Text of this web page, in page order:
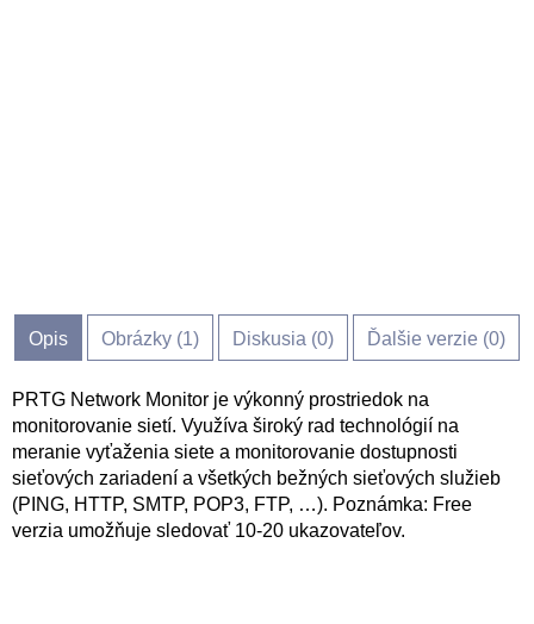
Opis Obrázky (1) Diskusia (0) Ďalšie verzie (0)
PRTG Network Monitor je výkonný prostriedok na
monitorovanie sietí. Využíva široký rad technológií na
meranie vyťaženia siete a monitorovanie dostupnosti
sieťových zariadení a všetkých bežných sieťových služieb
(PING, HTTP, SMTP, POP3, FTP, …). Poznámka: Free
verzia umožňuje sledovať 10-20 ukazovateľov.